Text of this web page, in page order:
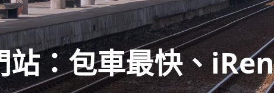
：包車最快、